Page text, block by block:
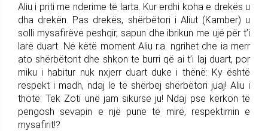
Aliu i priti me nderime të larta. Kur erdhi koha e drekës u
dha drekën. Pas drekës, shërbëtori i Aliut (Kamber) u
solli mysafirëve peshqir, sapun dhe ibrikun me ujë për t’i
larë duart. Në këtë moment Aliu r.a. ngrihet dhe ia merr
ato shërbëtorit dhe shkon te burri që ai t’i laj duart, por
miku i habitur nuk nxjerr duart duke i thënë: Ky është
respekt i madh, ndaj le të shërbej shërbëtori juaj! Aliu i
thotë: Tek Zoti unë jam sikurse ju! Ndaj pse kërkon të
pengosh sevapin e një pune të mirë, respektimin e
mysafirit!?